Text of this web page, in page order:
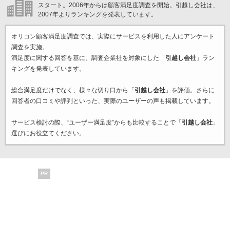
スタート。2006年からは顧客満足度調査を開始。引越し会社は、
2007年よりランキングを発表しています。
オリコン顧客満足度調査では、実際にサービスを利用した 人にアンケート
調査を実施。
満足度に関する回答を基に、調査企業社を対象にした「 引越し会社」ラン
キングを発表しています。
総合満足度だけでなく、様々な切り口から「 引越し会社」を評価。さらに
回答者の口コミや評判といった、実際のユーザーの声も掲載しています。
サービス検討の際、“ユーザー満足度”からも比較することで「 引越し会社」
選びにお役立てください。
PR